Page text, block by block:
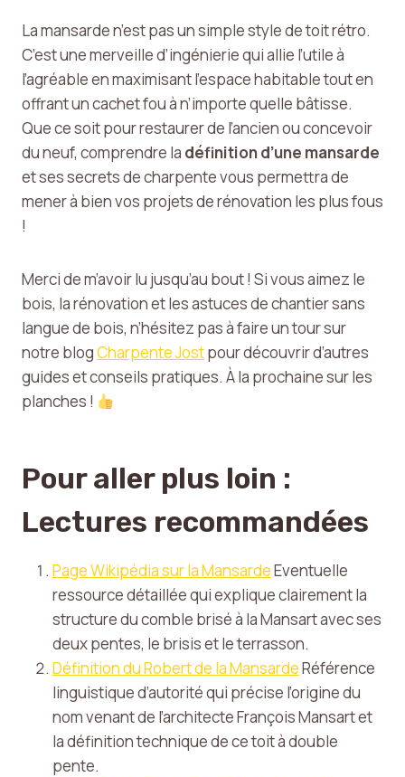
La mansarde n’est pas un simple style de toit rétro.
C’est une merveille d’ingénierie qui allie l’utile à
l’agréable en maximisant l’espace habitable tout en
offrant un cachet fou à n’importe quelle bâtisse.
Que ce soit pour restaurer de l’ancien ou concevoir
du neuf, comprendre la définition d’une mansarde
et ses secrets de charpente vous permettra de
mener à bien vos projets de rénovation les plus fous
!
Merci de m’avoir lu jusqu’au bout ! Si vous aimez le
bois, la rénovation et les astuces de chantier sans
langue de bois, n’hésitez pas à faire un tour sur
notre blogCharpente Jostpour découvrir d’autres
guides et conseils pratiques. À la prochaine sur les
planches !
Pour aller plus loin :
Lectures recommandées
Page Wikipédia sur la MansardeEventuelle
ressource détaillée qui explique clairement la
structure du comble brisé à la Mansart avec ses
deux pentes, le brisis et le terrasson.
Définition du Robert de la MansardeRéférence
linguistique d’autorité qui précise l’origine du
nom venant de l’architecte François Mansart et
la définition technique de ce toit à double
pente.